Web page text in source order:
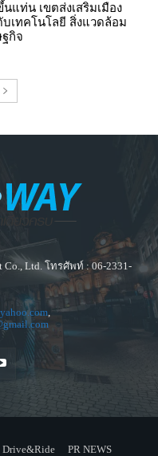
นแท่น เขตส่งเสริมเมือง
เทคโนโลยี สิ่งแวดล้อม
กิจ
Ltd. โทรศัพท์ : 06-2331-
,
Drive&Ride
PR NEWS